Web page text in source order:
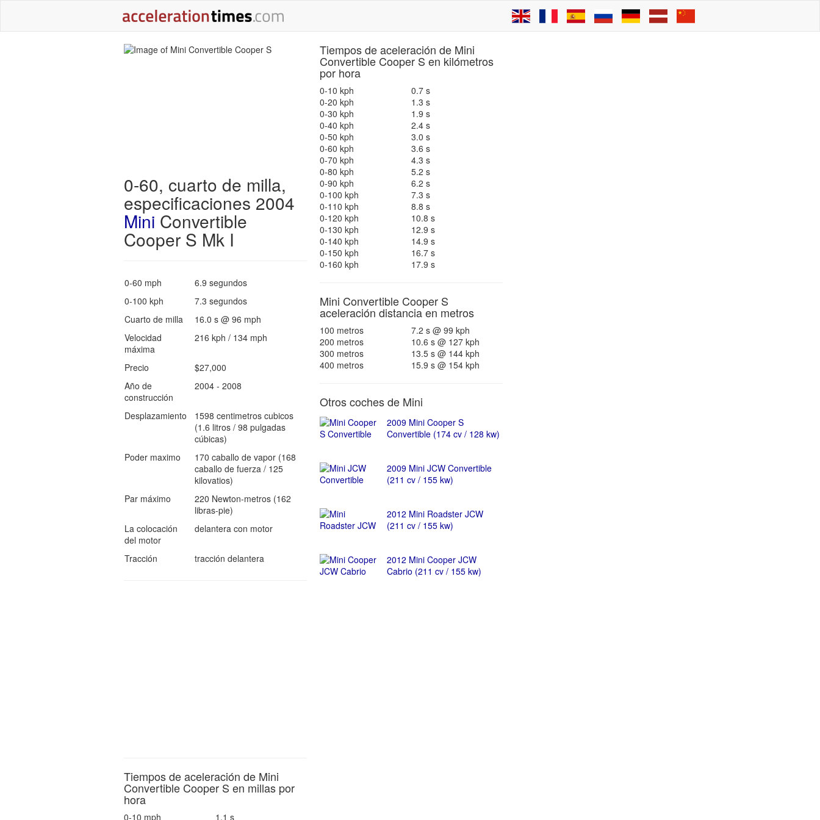
0-60, cuarto de milla,
especificaciones 2004
Mini Convertible
Cooper S Mk I
0-60 mph
6.9 segundos
0-100 kph
7.3 segundos
Cuarto de milla
16.0 s @ 96 mph
Velocidad
máxima
216 kph / 134 mph
Precio
$27,000
Año de
construcción
2004 - 2008
Desplazamiento
1598 centimetros cubicos
(1.6 litros / 98 pulgadas
cúbicas)
Poder maximo
170 caballo de vapor (168
caballo de fuerza / 125
kilovatios)
Par máximo
220 Newton-metros (162
libras-pie)
La colocación
del motor
delantera con motor
Tracción tracción delantera
Tiempos de aceleración de Mini
Convertible Cooper S en millas por
hora
0-10 mph
1.1 s
Tiempos de aceleración de Mini
Convertible Cooper S en kilómetros
por hora
0-10 kph
0.7 s
0-20 kph
1.3 s
0-30 kph
1.9 s
0-40 kph
2.4 s
0-50 kph
3.0 s
0-60 kph
3.6 s
0-70 kph
4.3 s
0-80 kph
5.2 s
0-90 kph
6.2 s
0-100 kph
7.3 s
0-110 kph
8.8 s
0-120 kph
10.8 s
0-130 kph
12.9 s
0-140 kph
14.9 s
0-150 kph
16.7 s
0-160 kph
17.9 s
Mini Convertible Cooper S
aceleración distancia en metros
100 metros
7.2 s @ 99 kph
200 metros
10.6 s @ 127 kph
300 metros
13.5 s @ 144 kph
400 metros
15.9 s @ 154 kph
Otros coches de Mini
2009 Mini Cooper S
Convertible (174 cv / 128 kw)
2009 Mini JCW Convertible
(211 cv / 155 kw)
2012 Mini Roadster JCW
(211 cv / 155 kw)
2012 Mini Cooper JCW
Cabrio (211 cv / 155 kw)